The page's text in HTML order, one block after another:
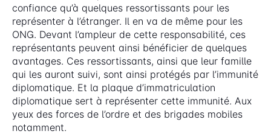
confiance qu’à quelques ressortissants pour les
représenter à l’étranger. Il en va de même pour les
ONG. Devant l’ampleur de cette responsabilité, ces
représentants peuvent ainsi bénéficier de quelques
avantages. Ces ressortissants, ainsi que leur famille
qui les auront suivi, sont ainsi protégés par l’immunité
diplomatique. Et la plaque d’immatriculation
diplomatique sert à représenter cette immunité. Aux
yeux des forces de l’ordre et des brigades mobiles
notamment.